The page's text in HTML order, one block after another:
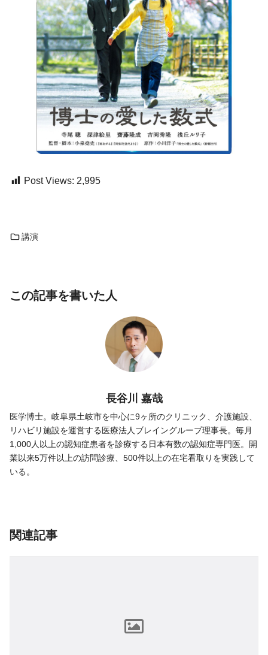
Post Views: 2,995
講演
この記事を書いた人
長谷川 嘉哉
医学博士。岐阜県土岐市を中心に9ヶ所のクリニック、介護施設、
リハビリ施設を運営する医療法人ブレイングループ理事長。毎月
1,000人以上の認知症患者を診療する日本有数の認知症専門医。開
業以来5万件以上の訪問診療、500件以上の在宅看取りを実践して
いる。
関連記事